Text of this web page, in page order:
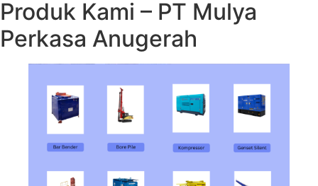
Produk Kami – PT Mulya
Perkasa Anugerah